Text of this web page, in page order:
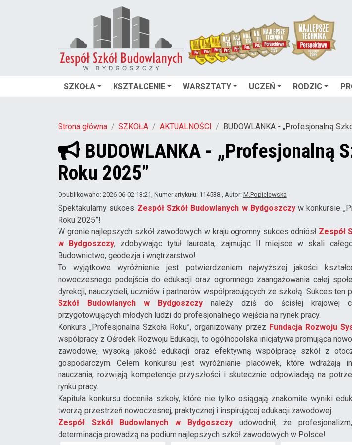
SZKOŁA KSZTAŁCENIE WARSZTATY UCZEŃ RODZIC
Strona główna SZKOŁA AKTUALNOŚCI BUDOWLANKA - „Profesjonalną
BUDOWLANKA - „Profesjonalną
Roku 2025”
Opublikowano: 2026-06-02 13:21 , Numer artykułu: 114538 , Autor: M.Popielewska
Spektakularny sukces Zespół Szkół Budowlanych w Bydgoszczyw konkursie
Roku 2025”!
W gronie najlepszych szkół zawodowych w kraju ogromny sukces odniósł Zespół
w Bydgoszczy, zdobywając tytuł laureata, zajmując II miejsce w skali
Budownictwo, geodezja i wnętrzarstwo!
To wyjątkowe wyróżnienie jest potwierdzeniem najwyższej jakości
nowoczesnego podejścia do edukacji oraz ogromnego zaangażowania całej
dyrekcji, nauczycieli, uczniów i partnerów współpracujących ze szkołą. Sukces ten
Szkół Budowlanych w Bydgoszczy należy dziś do ścisłej krajowej
przygotowujących młodych ludzi do profesjonalnego wejścia na rynek pracy.
Konkurs „Profesjonalna Szkoła Roku”, organizowany przez Fundacja Rozwoju
współpracy z Ośrodek Rozwoju Edukacji, to ogólnopolska inicjatywa promująca
zawodowe, wysoką jakość edukacji oraz efektywną współpracę szkół z
gospodarczym. Celem konkursu jest wyróżnianie placówek, które wdrażają
nauczania, rozwijają kompetencje przyszłości i skutecznie odpowiadają na
rynku pracy.
Kapituła konkursu doceniła szkoły, które nie tylko osiągają znakomite wyniki
tworzą przestrzeń nowoczesnej, praktycznej i inspirującej edukacji zawodowej.
Zespół Szkół Budowlanych w Bydgoszczy udowodnił, że
determinacja prowadzą na podium najlepszych szkół zawodowych w Polsce!